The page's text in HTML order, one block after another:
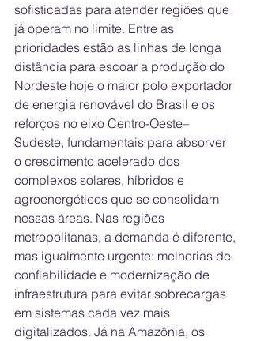
sofisticadas para atender regiões que
já operam no limite. Entre as
prioridades estão as linhas de longa
distância para escoar a produção do
Nordeste hoje o maior polo exportador
de energia renovável do Brasil e os
reforços no eixo Centro-Oeste–
Sudeste, fundamentais para absorver
o crescimento acelerado dos
complexos solares, híbridos e
agroenergéticos que se consolidam
nessas áreas. Nas regiões
metropolitanas, a demanda é diferente,
mas igualmente urgente: melhorias de
confiabilidade e modernização de
infraestrutura para evitar sobrecargas
em sistemas cada vez mais
digitalizados. Já na Amazônia, os